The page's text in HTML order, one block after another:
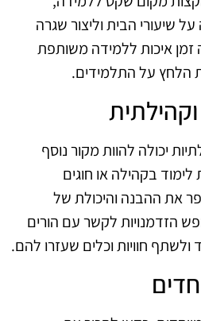
שיעורי הבית וליצור שגרה
איכות ללמידה משותפת
הלחץ על התלמידים.
יכולה להוות מקור נוסף
בקהילה או חוגים
את ההבנה והיכולת של
הזדמנויות לקשר עם הורים
ולשתף חוויות וכלים שעזרו להם.